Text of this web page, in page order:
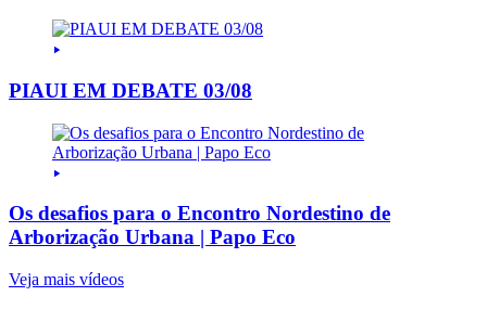
PIAUI EM DEBATE 03/08
Os desafios para o Encontro Nordestino de
Arborização Urbana | Papo Eco
Veja mais vídeos